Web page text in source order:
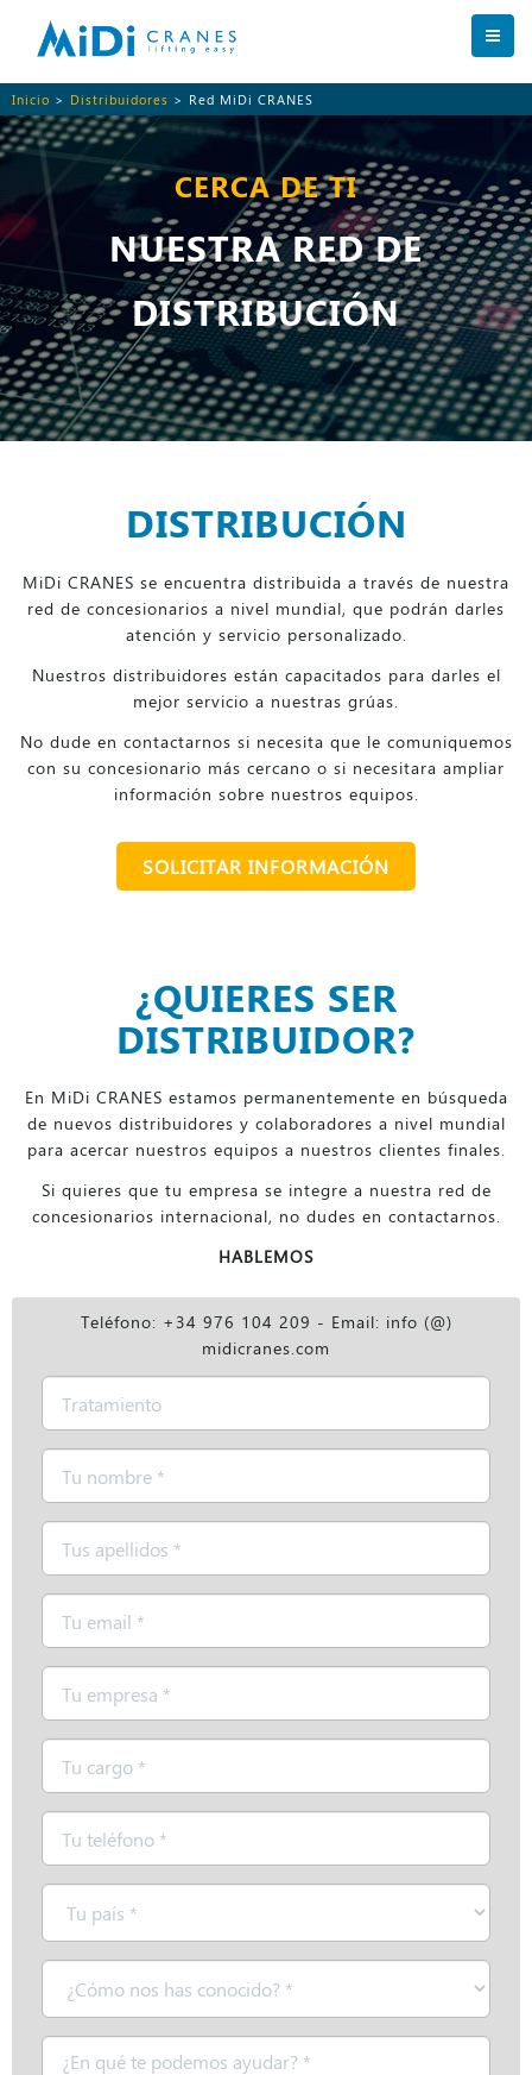
Inicio > Distribuidores > Red MiDi CRANES
CERCA DE TI
NUESTRA RED DE
DISTRIBUCIÓN
DISTRIBUCIÓN
MiDi CRANES se encuentra distribuida a través de nuestra
red de concesionarios a nivel mundial, que podrán darles
atención y servicio personalizado.
Nuestros distribuidores están capacitados para darles el
mejor servicio a nuestras grúas.
No dude en contactarnos si necesita que le comuniquemos
con su concesionario más cercano o si necesitara ampliar
información sobre nuestros equipos.
SOLICITAR INFORMACIÓN
¿QUIERES SER
DISTRIBUIDOR?
En MiDi CRANES estamos permanentemente en búsqueda
de nuevos distribuidores y colaboradores a nivel mundial
para acercar nuestros equipos a nuestros clientes finales.
Si quieres que tu empresa se integre a nuestra red de
concesionarios internacional, no dudes en contactarnos.
HABLEMOS
Teléfono: +34 976 104 209 - Email: info (@)
midicranes.com
Tratamiento
Nombre
Apellidos
Email
Empresa
Cargo
Teléfono
País
¿Cómo
nos
has
conocido?
Mensaje